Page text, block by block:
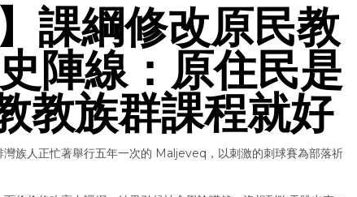
課綱修改原民教
陣線：原住民是
教族群課程就好
族人正忙著舉行五年一次的 Maljeveq，以刺激的刺球賽為部落祈